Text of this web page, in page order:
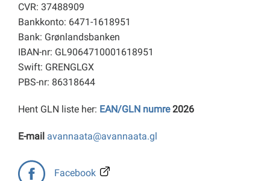
CVR: 37488909
Bankkonto: 6471-1618951
Bank: Grønlandsbanken
IBAN-nr: GL9064710001618951
Swift: GRENGLGX
PBS-nr: 86318644
Hent GLN liste her: EAN/GLN numre2026
E-mail avannaata@avannaata.gl
Facebook